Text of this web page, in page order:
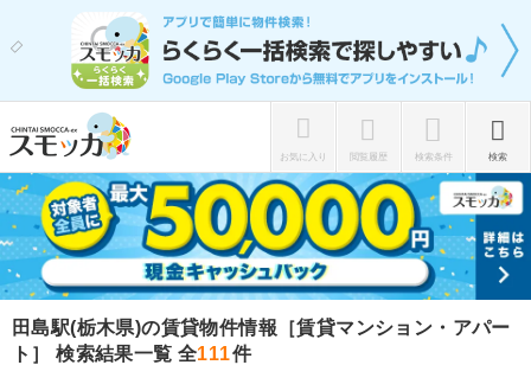
お気に入り 閲覧履歴 検索条件 検索
田島駅(栃木県)の賃貸物件情報［賃貸マンション・アパー
ト］ 検索結果一覧 全111件